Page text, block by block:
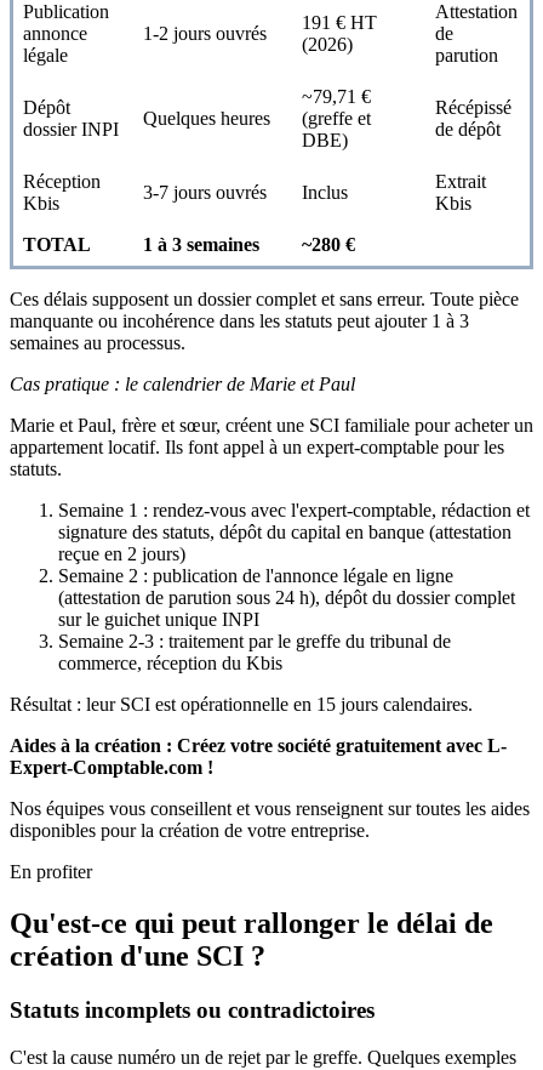
Publication
annonce
légale
1-2 jours ouvrés
191 € HT
(2026)
Attestation
de
parution
Dépôt
dossier INPI
Quelques heures
~79,71 €
(greffe et
DBE)
Récépissé
de dépôt
Réception
Kbis
3-7 jours ouvrés Inclus
Extrait
Kbis
TOTAL
1 à 3 semaines ~280 €
Ces délais supposent un dossier complet et sans erreur. Toute pièce
manquante ou incohérence dans les statuts peut ajouter 1 à 3
semaines au processus.
Cas pratique : le calendrier de Marie et Paul
Marie et Paul, frère et sœur, créent une SCI familiale pour acheter un
appartement locatif. Ils font appel à un expert-comptable pour les
statuts.
Semaine 1 : rendez-vous avec l'expert-comptable, rédaction et
signature des statuts, dépôt du capital en banque (attestation
reçue en 2 jours)
Semaine 2 : publication de l'annonce légale en ligne
(attestation de parution sous 24 h), dépôt du dossier complet
sur le guichet unique INPI
Semaine 2-3 : traitement par le greffe du tribunal de
commerce, réception du Kbis
Résultat : leur SCI est opérationnelle en 15 jours calendaires.
Aides à la création : Créez votre société gratuitement avec L-
Expert-Comptable.com !
Nos équipes vous conseillent et vous renseignent sur toutes les aides
disponibles pour la création de votre entreprise.
En profiter
Qu'est-ce qui peut rallonger le délai de
création d'une SCI ?
Statuts incomplets ou contradictoires
C'est la cause numéro un de rejet par le greffe. Quelques exemples